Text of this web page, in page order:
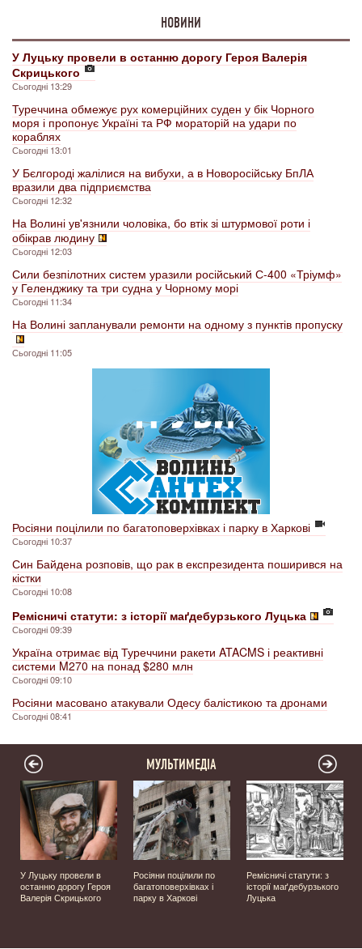
НОВИНИ
У Луцьку провели в останню дорогу Героя Валерія
Скрицького
Сьогодні 13:29
Туреччина обмежує рух комерційних суден у бік Чорного
моря і пропонує Україні та РФ мораторій на удари по
кораблях
Сьогодні 13:01
У Бєлгороді жалілися на вибухи, а в Новоросійську БпЛА
вразили два підприємства
Сьогодні 12:32
На Волині ув'язнили чоловіка, бо втік зі штурмової роти і
обікрав людину
Сьогодні 12:03
Сили безпілотних систем уразили російський С-400 «Тріумф»
у Геленджику та три судна у Чорному морі
Сьогодні 11:34
На Волині запланували ремонти на одному з пунктів пропуску
Сьогодні 11:05
Росіяни поцілили по багатоповерхівках і парку в Харкові
Сьогодні 10:37
Син Байдена розповів, що рак в експрезидента поширився на
кістки
Сьогодні 10:08
Ремісничі статути: з історії маґдебурзького Луцька
Сьогодні 09:39
Україна отримає від Туреччини ракети ATACMS і реактивні
системи M270 на понад $280 млн
Сьогодні 09:10
Росіяни масовано атакували Одесу балістикою та дронами
Сьогодні 08:41
МУЛЬТИМЕДІА
У Луцьку провели в
останню дорогу Героя
Валерія Скрицького
Росіяни поцілили по
багатоповерхівках і
парку в Харкові
Ремісничі статути: з
історії маґдебурзького
Луцька